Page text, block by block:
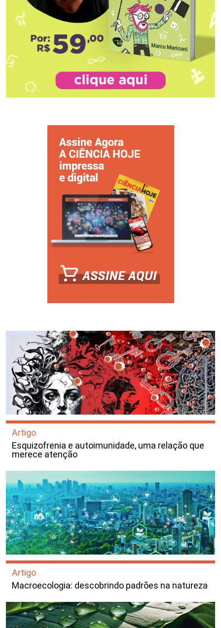
Artigo
Esquizofrenia e autoimunidade, uma relação que
merece atenção
Artigo
Macroecologia: descobrindo padrões na natureza